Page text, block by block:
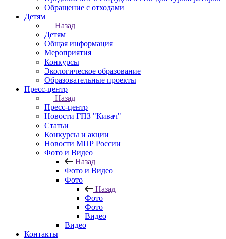
Обращение с отходами
Детям
Назад
Детям
Общая информация
Мероприятия
Конкурсы
Экологическое образование
Образовательные проекты
Пресс-центр
Назад
Пресс-центр
Новости ГПЗ "Кивач"
Статьи
Конкурсы и акции
Новости МПР России
Фото и Видео
Назад
Фото и Видео
Фото
Назад
Фото
Фото
Видео
Видео
Контакты